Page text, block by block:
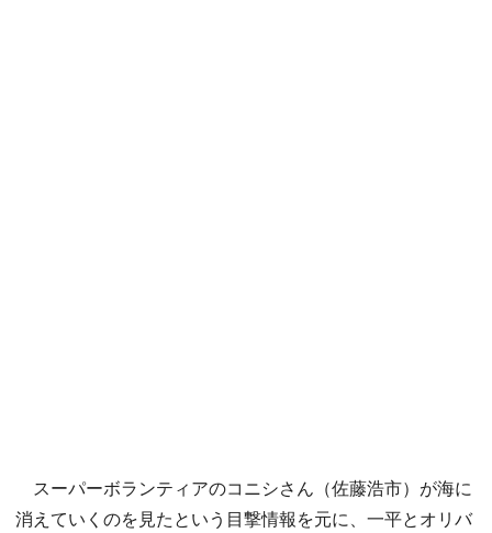
スーパーボランティアのコニシさん（佐藤浩市）が海に
消えていくのを見たという目撃情報を元に、一平とオリバ